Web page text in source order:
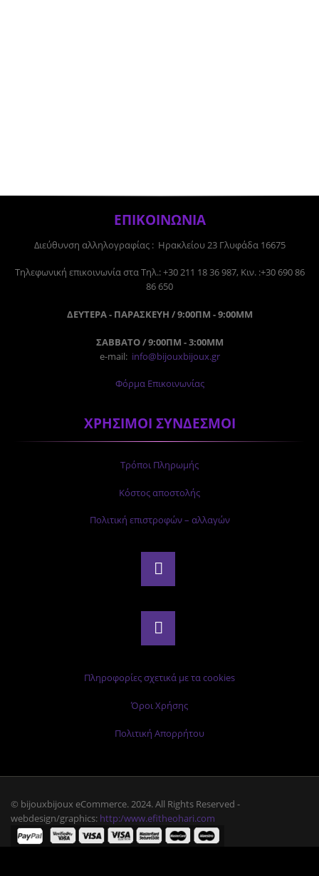
ΕΠΙΚΟΙΝΩΝΙΑ
Διεύθυνση αλληλογραφίας : Ηρακλείου 23 Γλυφάδα 16675
Tηλεφωνική επικοινωνία στα Τηλ.: +30 211 18 36 987, Κιν. :+30 690 86
86 650
ΔΕΥΤΕΡΑ - ΠΑΡΑΣΚΕΥΗ / 9:00ΠΜ - 9:00ΜΜ
ΣΑΒΒΑΤΟ / 9:00ΠΜ - 3:00ΜΜ
e-mail: info@bijouxbijoux.gr
Φόρμα Επικοινωνίας
ΧΡΗΣΙΜΟΙ ΣΥΝΔΕΣΜΟΙ
Τρόποι Πληρωμής
Κόστος αποστολής
Πολιτική επιστροφών – αλλαγών
Πληροφορίες σχετικά με τα cookies
Όροι Χρήσης
Πολιτική Απορρήτου
© bijouxbijoux eCommerce. 2024. All Rights Reserved -
webdesign/graphics: http:/www.efitheohari.com